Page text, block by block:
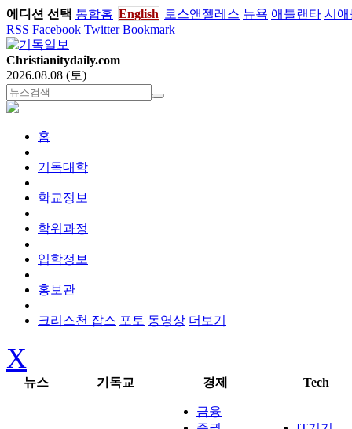
에디션 선택 통합홈 English 로스앤젤레스 뉴욕 애틀랜타 시애
RSS Facebook Twitter Bookmark
Christianitydaily.com
2026.08.08 (토)
홈
기독대학
학교정보
학위과정
입학정보
홍보관
크리스천 잡스 포토 동영상 더보기
X
뉴스 기독교 경제 Tech
금융